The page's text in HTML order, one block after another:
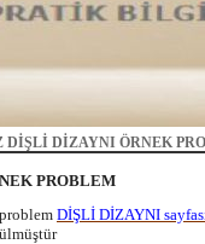
DİŞLİ DİZAYNI ÖRNEK
PROBLEM
DİŞLİ DİZAYNI